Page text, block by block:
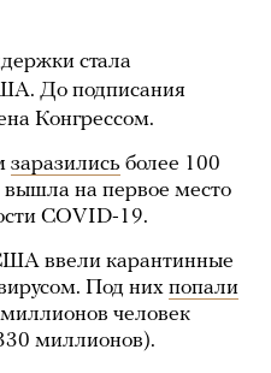
стала
До подписания
Конгрессом.
заразились более 100
вышла на первое место
COVID-19.
ввели карантинные
Под них попали
человек
миллионов).